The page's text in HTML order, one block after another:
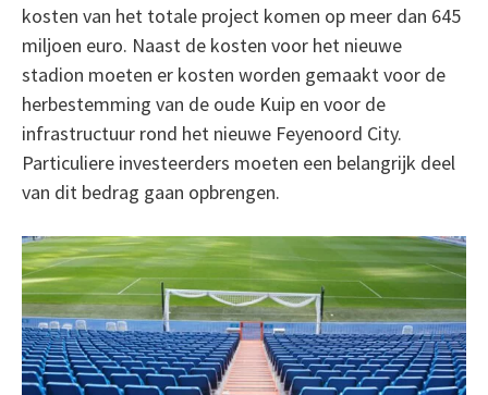
kosten van het totale project komen op meer dan 645
miljoen euro. Naast de kosten voor het nieuwe
stadion moeten er kosten worden gemaakt voor de
herbestemming van de oude Kuip en voor de
infrastructuur rond het nieuwe Feyenoord City.
Particuliere investeerders moeten een belangrijk deel
van dit bedrag gaan opbrengen.